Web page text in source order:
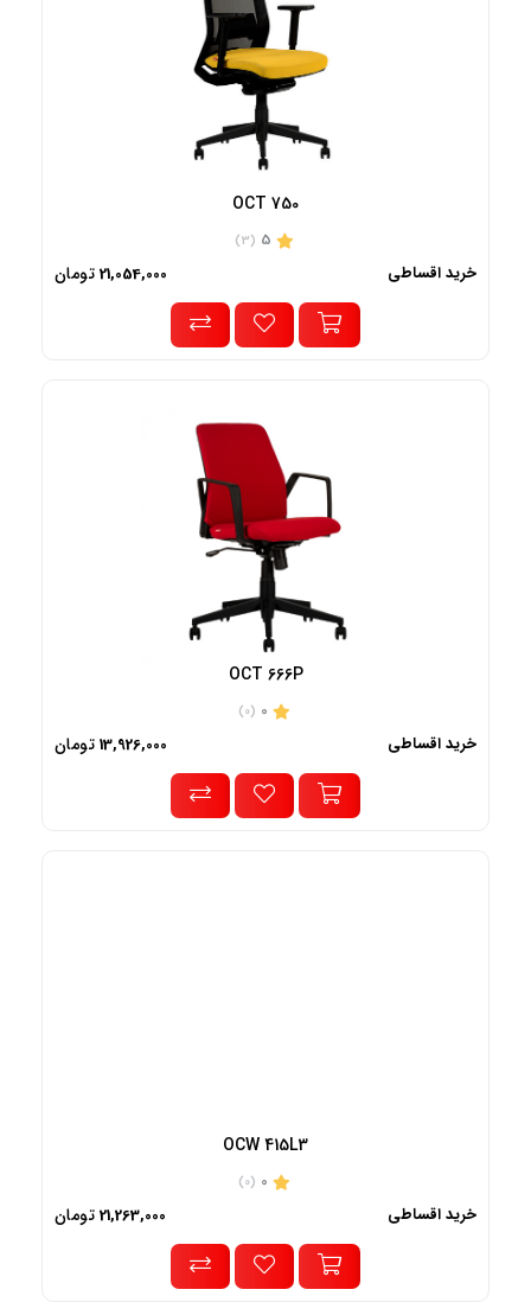
OCT 750
(3)
خرید اقساطی 21,054,000تومان
OCT 666P
(0)
خرید اقساطی 13,926,000تومان
OCW 415L3
(0)
خرید اقساطی 21,263,000تومان